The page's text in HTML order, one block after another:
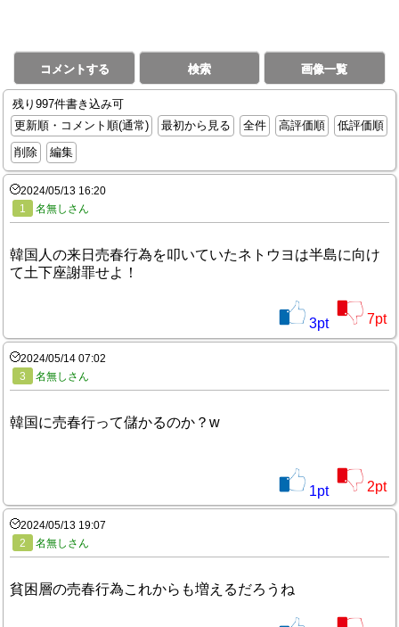
コメントする 検索 画像一覧
残り997件書き込み可
更新順・コメント順(通常)
最初から見る 全件 高評価順
低評価順
削除
編集
2024/05/13 16:20
1
名無しさん
韓国人の来日売春行為を叩いていたネトウヨは半島に向け
て土下座謝罪せよ！
3pt 7pt
2024/05/14 07:02
3
名無しさん
韓国に売春行って儲かるのか？w
1pt 2pt
2024/05/13 19:07
2
名無しさん
貧困層の売春行為これからも増えるだろうね